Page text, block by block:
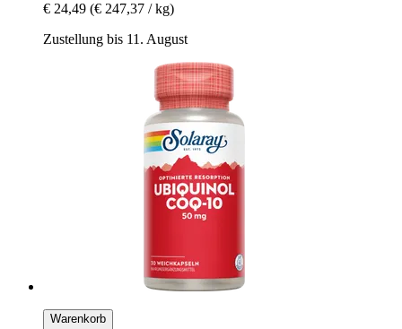
€ 24,49 (€ 247,37 / kg)
Zustellung bis 11. August
Warenkorb